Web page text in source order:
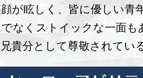
が眩しく、皆に優しい青
なくストイックな一面も
貴分として尊敬されてい